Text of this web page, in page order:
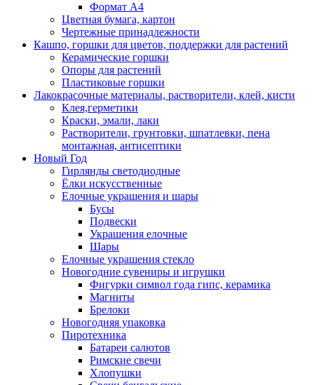
Формат А4
Цветная бумага, картон
Чертежные принадлежности
Кашпо, горшки для цветов, поддержки для растений
Керамические горшки
Опоры для растений
Пластиковые горшки
Лакокрасочные материалы, растворители, клей, кисти
Клея,герметики
Краски, эмали, лаки
Растворители, грунтовки, шпатлевки, пена
монтажная, антисептики
Новый Год
Гирлянды светодиодные
Ёлки искусственные
Елочные украшения и шары
Бусы
Подвески
Украшения елочные
Шары
Елочные украшения стекло
Новогодние сувениры и игрушки
Фигурки символ года гипс, керамика
Магниты
Брелоки
Новогодняя упаковка
Пиротехника
Батареи салютов
Римские свечи
Хлопушки